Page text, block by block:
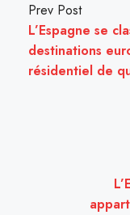
Prev Post
L’Espagne se
destinations
résidentiel de